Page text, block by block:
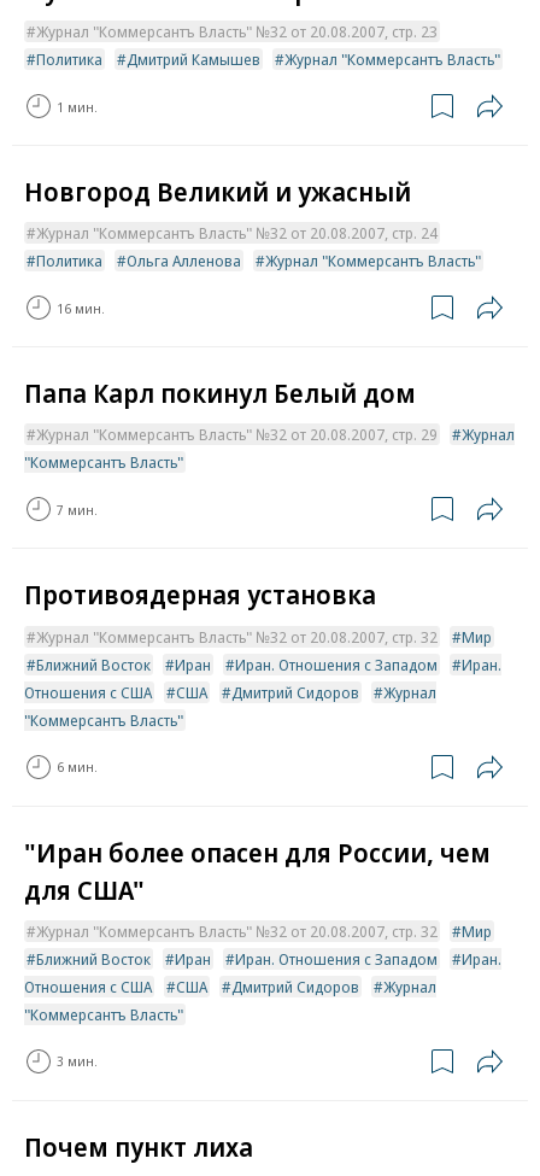
Журнал "Коммерсантъ Власть" №32 от 20.08.2007, стр. 23
Политика
Дмитрий Камышев Журнал "Коммерсантъ Власть"
1 мин.
Новгород Великий и ужасный
Журнал "Коммерсантъ Власть" №32 от 20.08.2007, стр. 24
Политика
Ольга Алленова Журнал "Коммерсантъ Власть"
16 мин.
Папа Карл покинул Белый дом
Журнал "Коммерсантъ Власть" №32 от 20.08.2007, стр. 29
Журнал
"Коммерсантъ Власть"
7 мин.
Противоядерная установка
Журнал "Коммерсантъ Власть" №32 от 20.08.2007, стр. 32
Мир
Ближний Восток
Иран Иран. Отношения с Западом
Иран.
Отношения с США
США Дмитрий Сидоров
Журнал
"Коммерсантъ Власть"
6 мин.
"Иран более опасен для России, чем
для США"
Журнал "Коммерсантъ Власть" №32 от 20.08.2007, стр. 32
Мир
Ближний Восток
Иран Иран. Отношения с Западом
Иран.
Отношения с США
США Дмитрий Сидоров
Журнал
"Коммерсантъ Власть"
3 мин.
Почем пункт лиха